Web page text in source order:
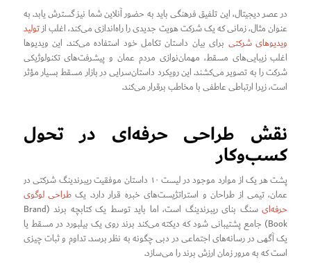
در عصر دیجیتال، این تلفیق فرهنگی باید به حضور آنلاین شما نیز گسترش یابد. به
عنوان مثال، زمانی که یک شرکت هویت جدیدی را راه‌اندازی می‌کند، اغلب ازتولید
ویدیوهای شرکتی برای بیان داستان تکامل خود استفاده می‌کند. این ویدیوها
اغلب زیبایی‌های مسقط، مهمان‌نوازی مردم عمان و پیشرفت‌های تکنولوژیکی
شرکت را به تصویر می‌کشند. این رویکرد داستان‌سرایی در بازار مسقط بسیار مؤثر
است، زیرا ارتباطی عاطفی با مخاطب برقرار می‌کند.
نقش طراحی حرفه‌ای در تحول
کسب‌وکار
پشت هر یک از موارد موجود در لیست ۱۰ داستان موفقیت ریبرندینگ شرکتی در
عمان، تیمی از طراحان و استراتژیست‌های خبره قرار دارد. یک طراحی لوگوی
حرفه‌ای
سنگ بنای ریبرندینگ است، اما باید توسط یک کتابچه برند (Brand
Book) جامع پشتیبانی شود که دیکته می‌کند برند روی یک بیلبورد در مسقط یا
یک آگهی در رسانه‌های اجتماعی در دبی چگونه به نظر برسد. تداوم و ثبات چیزی
است که به مرور زمان ارزش برند را می‌سازد.